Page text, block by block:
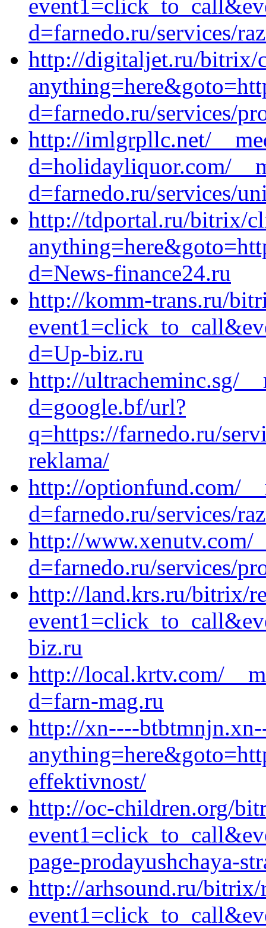
d=farnedo.ru/services/
http://digitaljet.ru/bitrix/
d=farnedo.ru/services/
http://imlgrpllc.net/
d=holidayliquor.com/
d=farnedo.ru/services/
http://tdportal.ru/bitrix/
d=News-finance24.ru
http://komm-trans.ru/
d=Up-biz.ru
http://ultracheminc.sg/
d=google.bf/url?
q=https://farnedo.ru/
reklama/
http://optionfund.com/
d=farnedo.ru/services/
http://www.xenutv.com/
d=farnedo.ru/services/
http://land.krs.ru/bitrix/
biz.ru
http://local.krtv.com/
d=farn-mag.ru
http://xn----
effektivnost/
http://oc-children.org/
page-prodayushchaya-
http://arhsound.ru/bitrix/